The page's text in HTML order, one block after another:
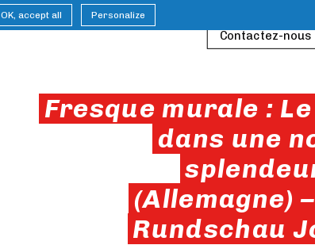
Contactez-nous
Fresque murale :
dans une
(Allemagne)
Rundschau
OK, accept all Personalize